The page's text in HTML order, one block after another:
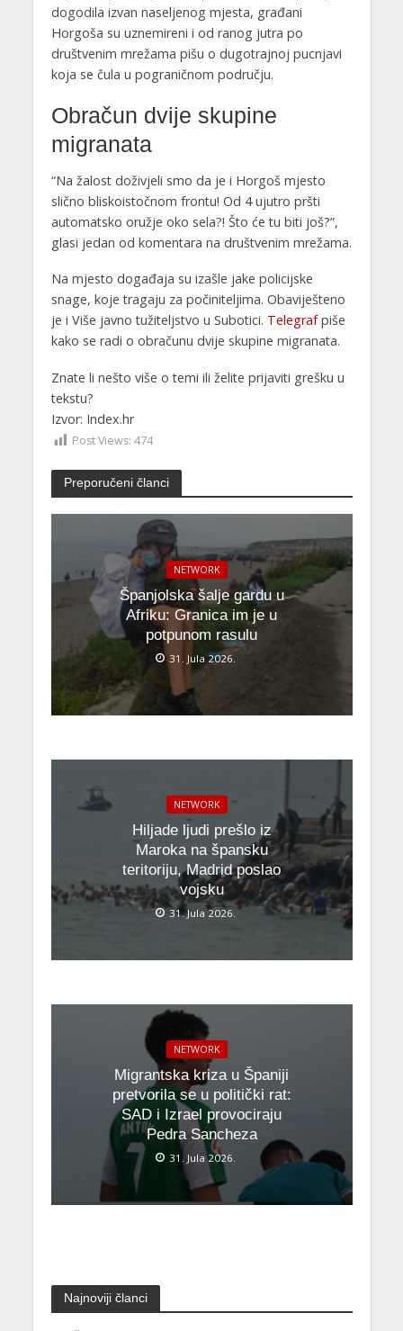
dogodila izvan naseljenog mjesta, građani
Horgoša su uznemireni i od ranog jutra po
društvenim mrežama pišu o dugotrajnoj pucnjavi
koja se čula u pograničnom području.
Obračun dvije skupine
migranata
“Na žalost doživjeli smo da je i Horgoš mjesto
slično bliskoistočnom frontu! Od 4 ujutro pršti
automatsko oružje oko sela?! Što će tu biti još?”,
glasi jedan od komentara na društvenim mrežama.
Na mjesto događaja su izašle jake policijske
snage, koje tragaju za počiniteljima. Obaviješteno
je i Više javno tužiteljstvo u Subotici. Telegrafpiše
kako se radi o obračunu dvije skupine migranata.
Znate li nešto više o temi ili želite prijaviti grešku u
tekstu?
Izvor: Index.hr
Post Views: 474
Preporučeni članci
NETWORK
Španjolska šalje gardu u
Afriku: Granica im je u
potpunom rasulu
31. Jula 2026.
NETWORK
Hiljade ljudi prešlo iz
Maroka na špansku
teritoriju, Madrid poslao
vojsku
31. Jula 2026.
NETWORK
Migrantska kriza u Španiji
pretvorila se u politički rat:
SAD i Izrael provociraju
Pedra Sancheza
31. Jula 2026.
Najnoviji članci